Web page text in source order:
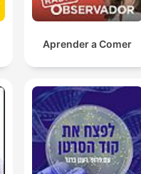
Aprender a Comer